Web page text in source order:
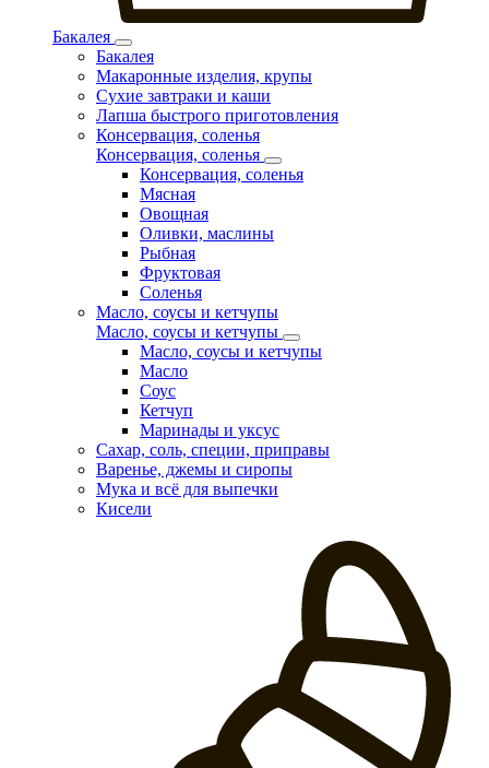
Бакалея
Бакалея
Макаронные изделия, крупы
Сухие завтраки и каши
Лапша быстрого приготовления
Консервация, соленья
Консервация, соленья
Консервация, соленья
Мясная
Овощная
Оливки, маслины
Рыбная
Фруктовая
Соленья
Масло, соусы и кетчупы
Масло, соусы и кетчупы
Масло, соусы и кетчупы
Масло
Соус
Кетчуп
Маринады и уксус
Сахар, соль, специи, приправы
Варенье, джемы и сиропы
Мука и всё для выпечки
Кисели